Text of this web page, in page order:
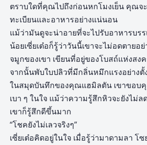
ตราบใดที่คุณไปถึงก่อนหกโมงเย็น คุณจ
ทะเบียนและอาหารอย่างแน่นอน
แม้ว่ามันดูจะน่าอายที่จะไปรับอาหารบร
น้อยเซี่ยเต๋อก็รู้ว่าวันนี้เขาจะไม่อดตายอ
จมูกของเขา เขียนที่อยู่ของโบสถ์แห่งสง
จากนั้นพับใบปลิวที่มีกลิ่นหมึกแรงอย่างตั้
ในสมุดบันทึกของคุณแฮมิลตัน เขาขอบคุ
เบา ๆ ในใจ แม้ว่าความรู้สึกหิวจะยังไม่ล
เขาก็รู้สึกดีขึ้นมาก
“โชคยังไม่เลวจริงๆ”
เซี่ยเต๋อคิดอยู่ในใจ เมื่อรู้ว่ามาดามลา โ